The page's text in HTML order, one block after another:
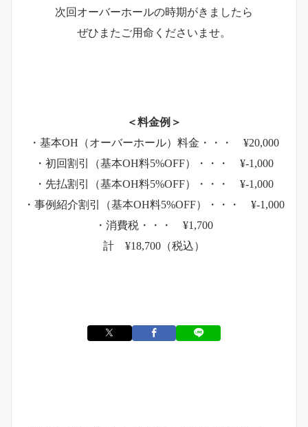
次回オーバーホールの時期がきましたら
ぜひまたご用命くださいませ。
＜料金例＞
・基本OH（オーバーホール）料金・・・ ¥20,000
・初回割引（基本OH料5%OFF）・・・ ¥-1,000
・先払割引（基本OH料5%OFF）・・・ ¥-1,000
・事例紹介割引（基本OH料5%OFF）・・・ ¥-1,000
・消費税・・・ ¥1,700
計 ¥18,700（税込）